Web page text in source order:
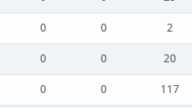
0 0
2
0 0
20
0 0
117